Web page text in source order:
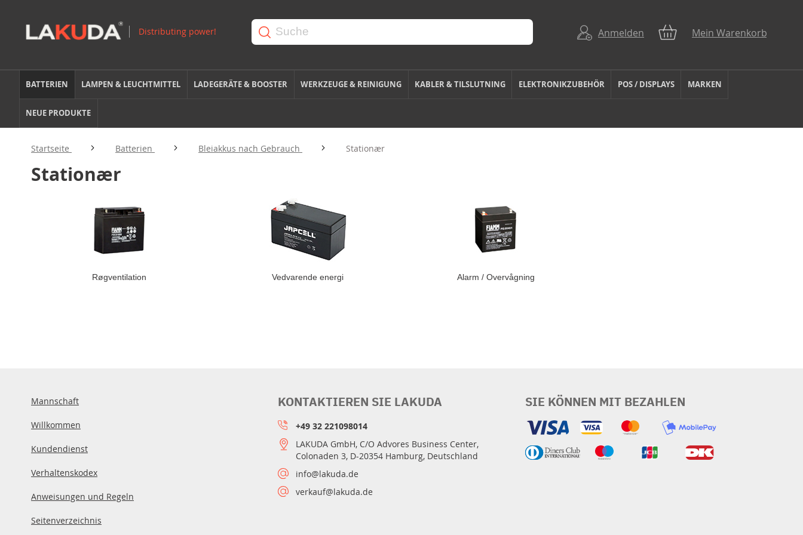
Anmelden Mein Warenkorb
BATTERIEN LAMPEN & LEUCHTMITTEL LADEGERÄTE & BOOSTER WERKZEUGE & REINIGUNG KABLER & TILSLUTNING ELEKTRONIKZUBEHÖR POS / DISPLAYS MARKEN
NEUE PRODUKTE
Startseite Batterien Bleiakkus nach Gebrauch Stationær
Stationær
Røgventilation Vedvarende energi Alarm / Overvågning
Mannschaft
Willkommen
Kundendienst
Verhaltenskodex
Anweisungen und Regeln
Seitenverzeichnis
SIE KÖNNEN MIT BEZAHLEN
KONTAKTIEREN SIE LAKUDA
+49 32 221098014
LAKUDA GmbH, C/O Advores Business Center,
Colonaden 3, D-20354 Hamburg, Deutschland
info@lakuda.de
verkauf@lakuda.de